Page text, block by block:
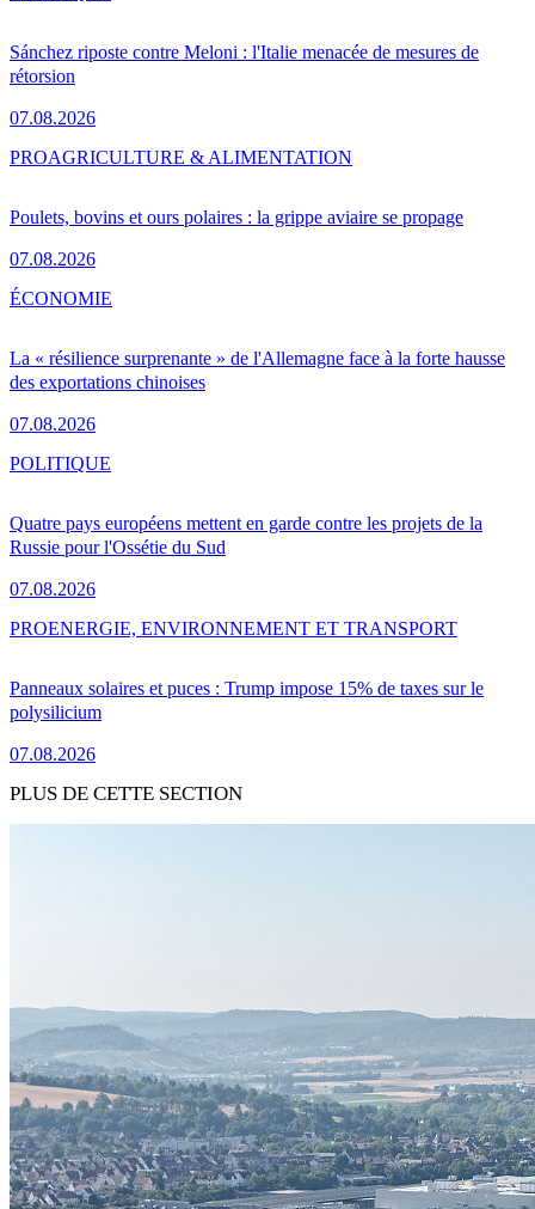
Sánchez riposte contre Meloni : l'Italie menacée de mesures de
rétorsion
07.08.2026
Poulets, bovins et ours polaires : la grippe aviaire se propage
07.08.2026
PROAGRICULTURE & ALIMENTATION
La « résilience surprenante » de l'Allemagne face à la forte hausse
des exportations chinoises
07.08.2026
ÉCONOMIE
Quatre pays européens mettent en garde contre les projets de la
Russie pour l'Ossétie du Sud
07.08.2026
POLITIQUE
Panneaux solaires et puces : Trump impose 15% de taxes sur le
polysilicium
07.08.2026
PROENERGIE, ENVIRONNEMENT ET TRANSPORT
PLUS DE CETTE SECTION